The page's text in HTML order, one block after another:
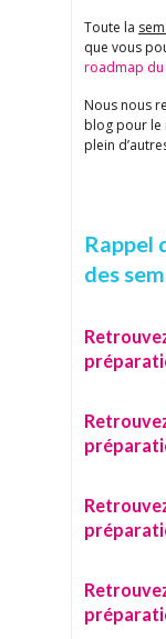
Toute la
que vous
roadmap du
Nous nous
blog pour le
plein
Rappel
des